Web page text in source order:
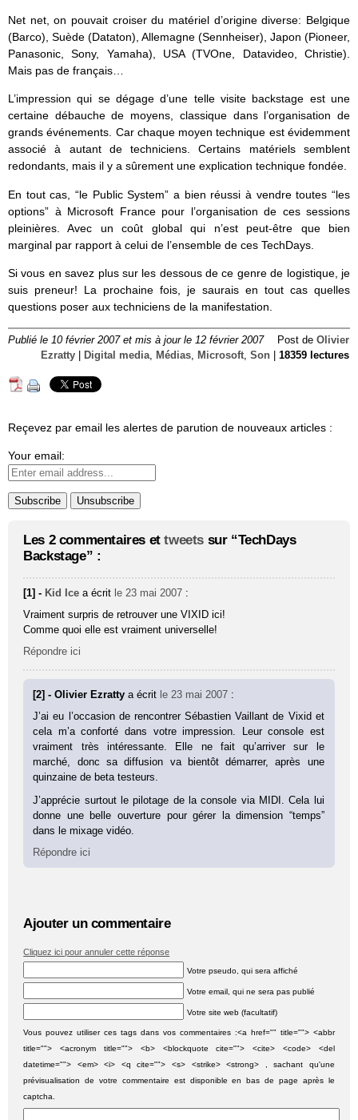
Net net, on pouvait croiser du matériel d’origine diverse: Belgique
(Barco), Suède (Dataton), Allemagne (Sennheiser), Japon (Pioneer,
Panasonic, Sony, Yamaha), USA (TVOne, Datavideo, Christie).
Mais pas de français…
L’impression qui se dégage d’une telle visite backstage est une
certaine débauche de moyens, classique dans l’organisation de
grands événements. Car chaque moyen technique est évidemment
associé à autant de techniciens. Certains matériels semblent
redondants, mais il y a sûrement une explication technique fondée.
En tout cas, “le Public System” a bien réussi à vendre toutes “les
options” à Microsoft France pour l’organisation de ces sessions
pleinières. Avec un coût global qui n’est peut-être que bien
marginal par rapport à celui de l’ensemble de ces TechDays.
Si vous en savez plus sur les dessous de ce genre de logistique, je
suis preneur! La prochaine fois, je saurais en tout cas quelles
questions poser aux techniciens de la manifestation.
Publié le 10 février 2007 et mis à jour le 12 février 2007 Post de Olivier
Ezratty
Digital media Médias Microsoft Son 18359 lectures
Reçevez par email les alertes de parution de nouveaux articles :
Your email:
Les 2 commentaires ettweets sur “TechDays
Backstage” :
[1] - Kid Ice a écrit le 23 mai 2007 :
Vraiment surpris de retrouver une VIXID ici!
Comme quoi elle est vraiment universelle!
Répondre ici
[2] - Olivier Ezrattya écrit le 23 mai 2007 :
J’ai eu l’occasion de rencontrer Sébastien Vaillant de Vixid et
cela m’a conforté dans votre impression. Leur console est
vraiment très intéressante. Elle ne fait qu’arriver sur le
marché, donc sa diffusion va bientôt démarrer, après une
quinzaine de beta testeurs.
J’apprécie surtout le pilotage de la console via MIDI. Cela lui
donne une belle ouverture pour gérer la dimension “temps”
dans le mixage vidéo.
Répondre ici
Ajouter un commentaire
Cliquez ici pour annuler cette réponse
Votre pseudo, qui sera affiché
Votre email, qui ne sera pas publié
Votre site web (facultatif)
Vous pouvez utiliser ces tags dans vos commentaires :<a href="" title=""> <abbr
title=""> <acronym title=""> <b> <blockquote cite=""> <cite> <code> <del
datetime=""> <em> <i> <q cite=""> <s> <strike> <strong> , sachant qu'une
prévisualisation de votre commentaire est disponible en bas de page après le
captcha.